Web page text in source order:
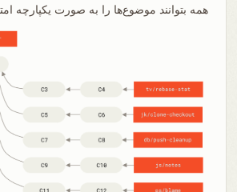
همه بتوانند موضوع‌ها را به صورت یکپارچه